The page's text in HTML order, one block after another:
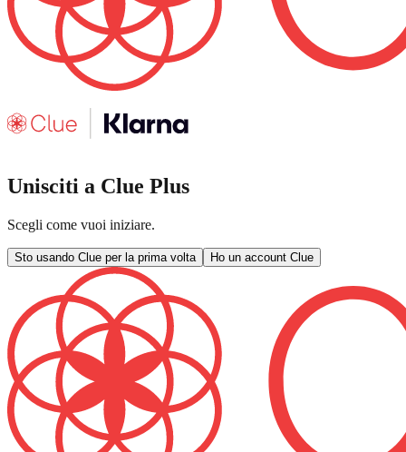
Unisciti a Clue Plus
Scegli come vuoi iniziare.
Sto usando Clue per la prima volta Ho un account Clue